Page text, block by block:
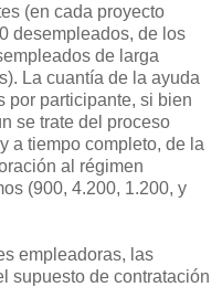
(en cada proyecto
desempleados, de los
de larga
La cuantía de la ayuda
por participante, si bien
se trate del proceso
a tiempo completo, de la
al régimen
(900, 4.200, 1.200, y
empleadoras, las
supuesto de contratación